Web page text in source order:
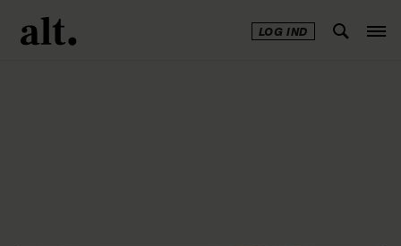
LOG IND